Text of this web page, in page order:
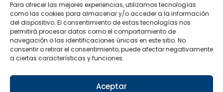
Para ofrecer las mejores experiencias, utilizamos tecnologías
como las cookies para almacenar y/o acceder a la información
del dispositivo. El consentimiento de estas tecnologías nos
permitirá procesar datos como el comportamiento de
navegación o las identificaciones únicas en este sitio. No
consentir o retirar el consentimiento, puede afectar negativamente
a ciertas características y funciones.
Aceptar
Aviso legal
Política de privacidad
Política de cookies
Síguenos en